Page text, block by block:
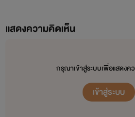
แสดงความคิดเห็น
กรุณาเข้าสู่ระบบเพื่อแสดงค
เข้าสู่ระบบ